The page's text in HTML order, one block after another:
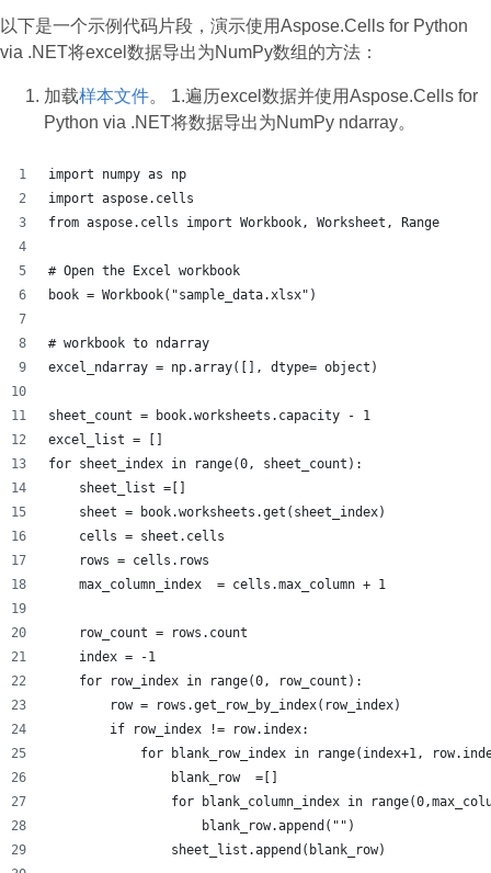
以下是一个示例代码片段，演示使用Aspose.Cells for Python
via .NET将excel数据导出为NumPy数组的方法：
加载样本文件。 1.遍历excel数据并使用Aspose.Cells for
Python via .NET将数据导出为NumPy ndarray。
import numpy as np
import aspose.cells
from aspose.cells import Workbook, Worksheet, Range
# Open the Excel workbook
book = Workbook("sample_data.xlsx")
# workbook to ndarray
excel_ndarray = np.array([], dtype= object)
sheet_count = book.worksheets.capacity - 1
excel_list = []
for sheet_index in range(0, sheet_count):
    sheet_list =[]
    sheet = book.worksheets.get(sheet_index)
    cells = sheet.cells
    rows = cells.rows
    max_column_index  = cells.max_column + 1
    row_count = rows.count
    index = -1
    for row_index in range(0, row_count):
        row = rows.get_row_by_index(row_index)
        if row_index != row.index:
for blank_row_index in range(index+1,
                blank_row  =[]
for blank_column_index in
                    blank_row.append("")
                sheet_list.append(blank_row)